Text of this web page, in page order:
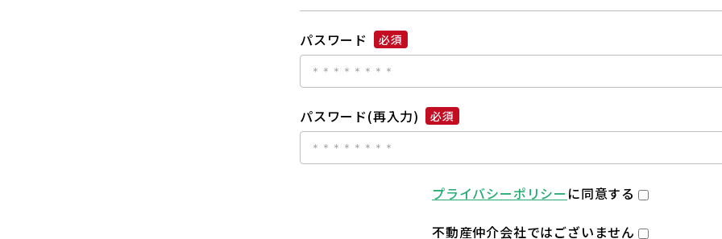
パスワード 必須
パスワード(再入力) 必須
プライバシーポリシー に同意する
不動産仲介会社ではございません